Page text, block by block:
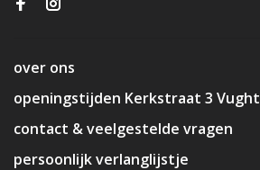
over ons
openingstijden Kerkstraat 3 Vught
contact & veelgestelde vragen
persoonlijk verlanglijstje